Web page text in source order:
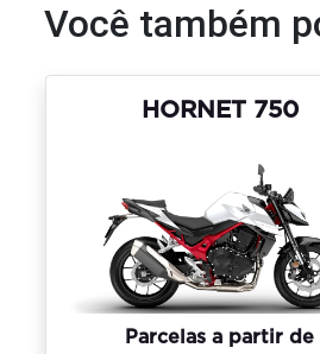
Você também
HORNET 750
Parcelas a partir de